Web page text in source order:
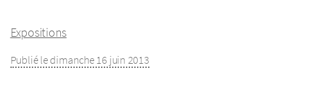
Expositions
Publié le dimanche 16 juin 2013